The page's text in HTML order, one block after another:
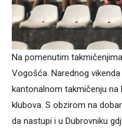
Na pomenutim
Vogošća. Narednog
kantonalnom takmičenju
klubova. S obzirom na
da nastupi i u Dubrovniku